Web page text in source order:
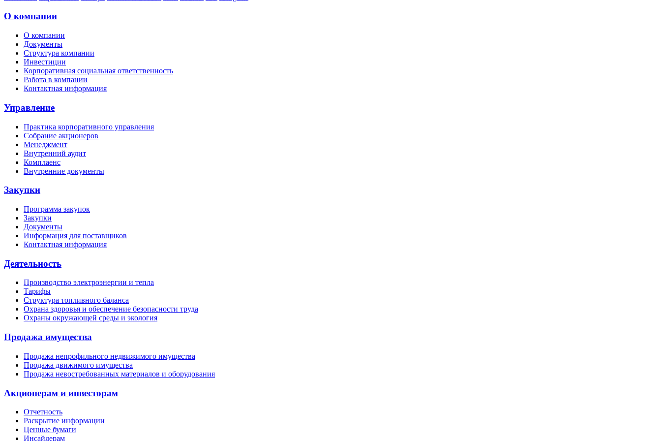
О компании
О компании
Документы
Структура компании
Инвестиции
Корпоративная социальная ответственность
Работа в компании
Контактная информация
Управление
Практика корпоративного управления
Собрание акционеров
Менеджмент
Внутренний аудит
Комплаенс
Внутренние документы
Закупки
Программа закупок
Закупки
Документы
Информация для поставщиков
Контактная информация
Деятельность
Производство электроэнергии и тепла
Тарифы
Структура топливного баланса
Охрана здоровья и обеспечение безопасности труда
Охраны окружающей среды и экология
Продажа имущества
Продажа непрофильного недвижимого имущества
Продажа движимого имущества
Продажа невостребованных материалов и оборудования
Акционерам и инвесторам
Отчетность
Раскрытие информации
Ценные бумаги
Инсайдерам